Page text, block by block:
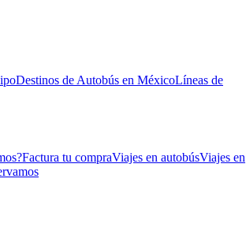
Destinos de Autobús en MéxicoLíneas de
Factura tu compraViajes en autobúsViajes en